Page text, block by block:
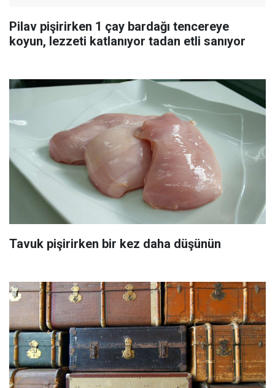
Pilav pişirirken 1 çay bardağı tencereye
koyun, lezzeti katlanıyor tadan etli sanıyor
Tavuk pişirirken bir kez daha düşünün